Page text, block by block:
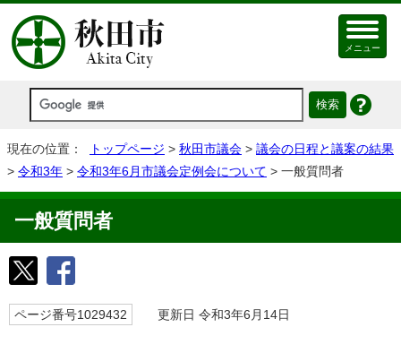
メニュー
現在の位置： トップページ > 秋田市議会 > 議会の日程と議案の結果
> 令和3年 > 令和3年6月市議会定例会について > 一般質問者
一般質問者
ページ番号1029432 更新日 令和3年6月14日